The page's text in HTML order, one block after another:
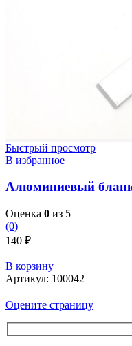
Быстрый просмотр
В избранное
Алюминиевый
Оценка 0 из 5
(0)
140 ₽
В корзину
Артикул: 100042
Оцените страницу